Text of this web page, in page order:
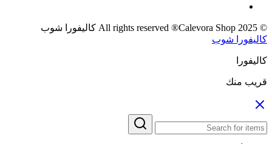
© 2025 All rights reserved ®Calevora Shop كاليفورا شوب
كاليفورا شوب
كاليفورا
قريب منك